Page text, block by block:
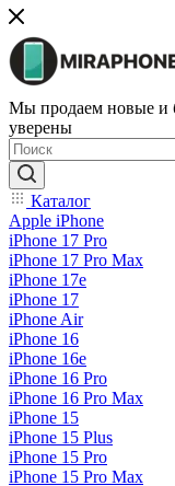
Мы продаем новые и
уверены
Каталог
Apple iPhone
iPhone 17 Pro
iPhone 17 Pro Max
iPhone 17e
iPhone 17
iPhone Air
iPhone 16
iPhone 16e
iPhone 16 Pro
iPhone 16 Pro Max
iPhone 15
iPhone 15 Plus
iPhone 15 Pro
iPhone 15 Pro Max